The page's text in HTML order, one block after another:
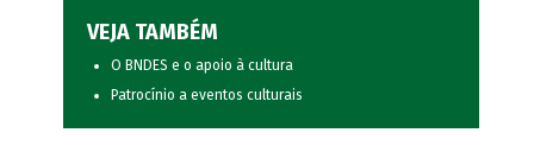
VEJA TAMBÉM
O BNDES e o apoio à cultura
Patrocínio a eventos culturais